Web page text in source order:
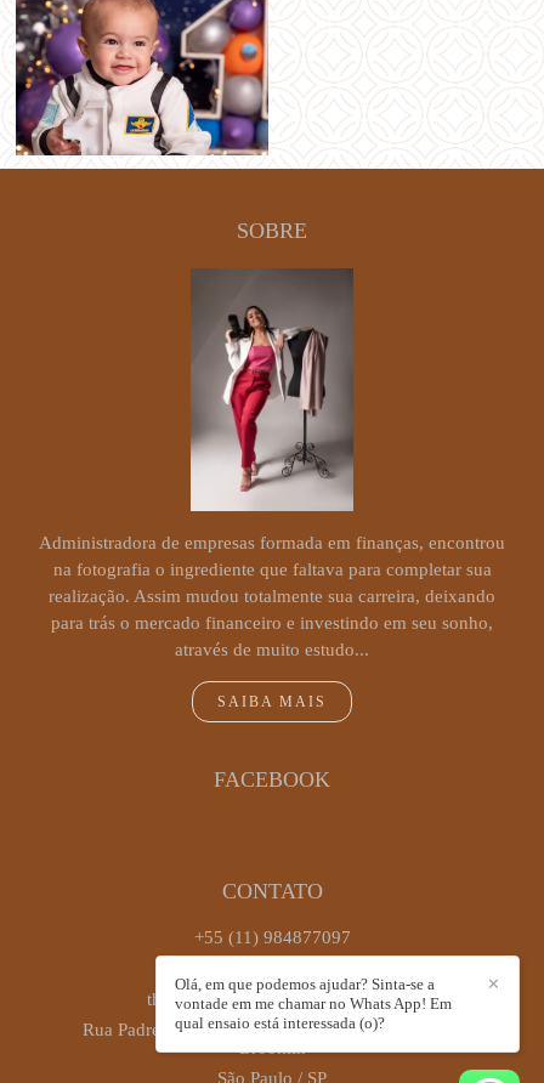
SOBRE
Administradora de empresas formada em finanças, encontrou
na fotografia o ingrediente que faltava para completar sua
realização. Assim mudou totalmente sua carreira, deixando
para trás o mercado financeiro e investindo em seu sonho,
através de muito estudo...
SAIBA MAIS
FACEBOOK
CONTATO
+55 (11) 984877097
thaiscastrofotografia@gmail.com
Rua Padre Antônio José dos Santos, 449, sala 72 -
Brooklin
São Paulo / SP
✕
Olá, em que podemos ajudar? Sinta-se a
vontade em me chamar no Whats App! Em
qual ensaio está interessada (o)?